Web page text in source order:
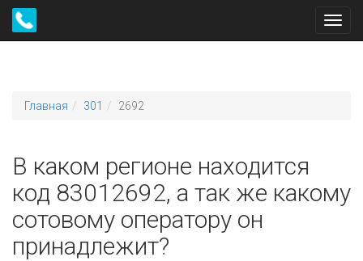
Главная 301 2692
В каком регионе находится
код 83012692, а так же какому
сотовому оператору он
принадлежит?